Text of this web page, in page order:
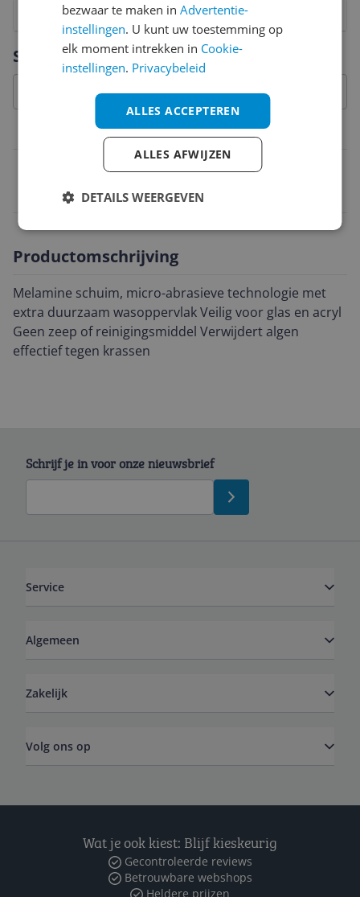
Specificaties
Belangrijkste kenmerken
0000116032018
Productomschrijving
Melamine schuim, micro-abrasieve technologie met
extra duurzaam wasoppervlak Veilig voor glas en acryl
Geen zeep of reinigingsmiddel Verwijdert algen
effectief tegen krassen
7
6
5
4
3
2
Vraag 1 van 4
Schrijf je in voor onze nieuwsbrief
Service
Algemeen
Zakelijk
Volg ons op
Wat je ook kiest: Blijf kieskeurig
Gecontroleerde reviews
Betrouwbare webshops
Heldere prijzen
bezwaar te maken inAdvertentie-
instellingen. U kunt uw toestemming op
elk moment intrekken in Cookie-
instellingen. Privacybeleid
ALLES ACCEPTEREN
ALLES AFWIJZEN
DETAILS WEERGEVEN